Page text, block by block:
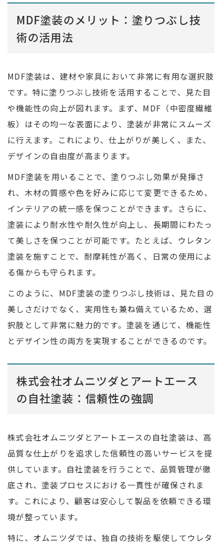
MDF塗装のメリット：塗りつぶし技
術の活用法
MDF塗装は、建材や家具において非常に有用な選択肢
です。特に塗りつぶし技術を活用することで、見た目
や機能性の向上が図れます。まず、MDF（中密度繊維
板）はその均一な表面により、塗装が非常にスムーズ
に行えます。これにより、仕上がりが美しく、また、
デザインの自由度が高まります。
MDF塗装を用いることで、塗りつぶし効果が発揮さ
れ、木材の質感や色を好みに応じて変更できるため、
インテリアの統一感を保つことができます。さらに、
塗装により耐水性や耐久性が向上し、長期間にわたっ
て美しさを保つことが可能です。たとえば、ウレタン
塗装を施すことで、耐摩耗性が高く、日常の使用によ
る傷からも守られます。
このように、MDF塗装の塗りつぶし技術は、見た目の
美しさだけでなく、実用性も兼ね備えているため、選
択肢として非常に魅力的です。塗装を通じて、機能性
とデザイン性の両方を実現することができるのです。
株式会社オムニツダとアートエース
の自社塗装：信頼性の強調
株式会社オムニツダとアートエースの自社塗装は、高
品質な仕上がりを追求した信頼性の高いサービスを提
供しています。自社塗装を行うことで、品質管理が徹
底され、塗装プロセスにおける一貫性が確保されま
す。これにより、顧客は安心して製品を依頼できる環
境が整っています。
特に、オムニツダでは、独自の技術を駆使してウレタ